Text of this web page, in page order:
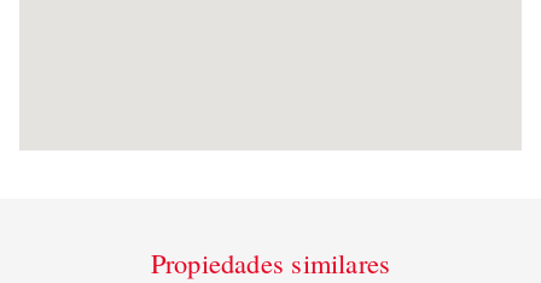
Propiedades similares